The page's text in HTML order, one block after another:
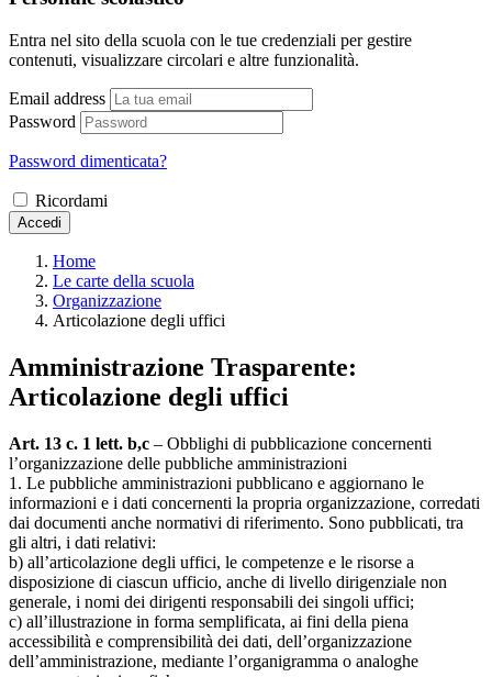
Entra nel sito della scuola con le tue credenziali per gestire
contenuti, visualizzare circolari e altre funzionalità.
Email address
Password
Password dimenticata?
Ricordami
Accedi
Home
Le carte della scuola
Organizzazione
Articolazione degli uffici
Amministrazione Trasparente:
Articolazione degli uffici
Art. 13 c. 1 lett. b,c – Obblighi di pubblicazione concernenti
l’organizzazione delle pubbliche amministrazioni
1. Le pubbliche amministrazioni pubblicano e aggiornano le
informazioni e i dati concernenti la propria organizzazione, corredati
dai documenti anche normativi di riferimento. Sono pubblicati, tra
gli altri, i dati relativi:
b) all’articolazione degli uffici, le competenze e le risorse a
disposizione di ciascun ufficio, anche di livello dirigenziale non
generale, i nomi dei dirigenti responsabili dei singoli uffici;
c) all’illustrazione in forma semplificata, ai fini della piena
accessibilità e comprensibilità dei dati, dell’organizzazione
dell’amministrazione, mediante l’organigramma o analoghe